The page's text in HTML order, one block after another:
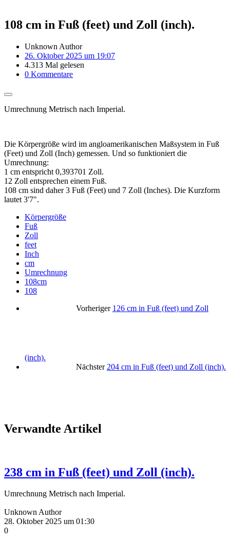
108 cm in Fuß (feet) und Zoll (inch).
Unknown Author
26. Oktober 2025 um 19:07
4.313 Mal gelesen
0 Kommentare
Umrechnung Metrisch nach Imperial.
Die Körpergröße wird im angloamerikanischen Maßsystem in Fuß
(Feet) und Zoll (Inch) gemessen. Und so funktioniert die
Umrechnung:
1 cm entspricht 0,393701 Zoll.
12 Zoll entsprechen einem Fuß.
108 cm sind daher 3 Fuß (Feet) und 7 Zoll (Inches). Die Kurzform
lautet 3'7".
Körpergröße
Fuß
Zoll
feet
Inch
cm
Umrechnung
108cm
108
Vorheriger 126 cm in Fuß (feet) und Zoll
(inch).
Nächster 204 cm in Fuß (feet) und Zoll (inch).
Verwandte Artikel
238 cm in Fuß (feet) und Zoll (inch).
Umrechnung Metrisch nach Imperial.
Unknown Author
28. Oktober 2025 um 01:30
0